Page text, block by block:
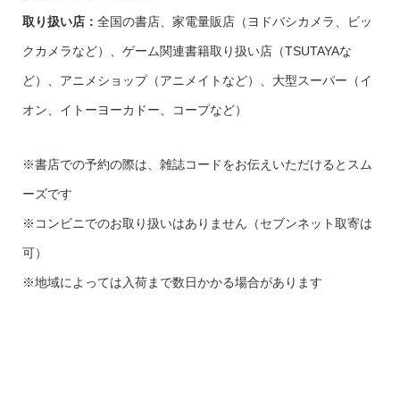
取り扱い店： 全国の書店、家電量販店（ヨドバシカメラ、ビッ
クカメラなど）、ゲーム関連書籍取り扱い店（TSUTAYAな
ど）、アニメショップ（アニメイトなど）、大型スーパー（イ
オン、イトーヨーカドー、コープなど）
※書店での予約の際は、雑誌コードをお伝えいただけるとスム
ーズです
※コンビニでのお取り扱いはありません（セブンネット取寄は
可）
※地域によっては入荷まで数日かかる場合があります